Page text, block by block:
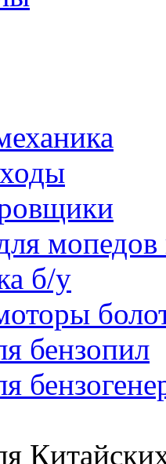
б/у
бензопил